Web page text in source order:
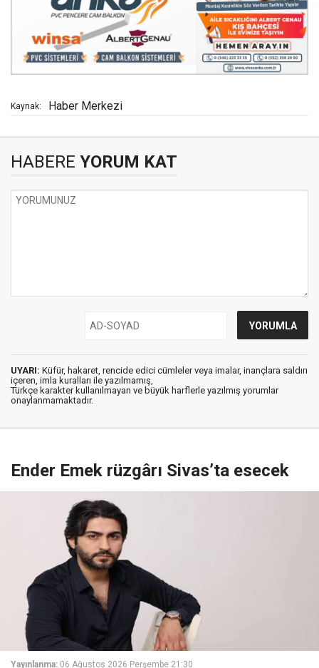
Kaynak: Haber Merkezi
HABERE YORUM KAT
UYARI: Küfür, hakaret, rencide edici cümleler veya imalar, inançlara saldırı
içeren, imla kuralları ile yazılmamış,
Türkçe karakter kullanılmayan ve büyük harflerle yazılmış yorumlar
onaylanmamaktadır.
Ender Emek rüzgârı Sivas’ta esecek
Yayınlanma: 06 Ağustos 2026 Perşembe 21:30